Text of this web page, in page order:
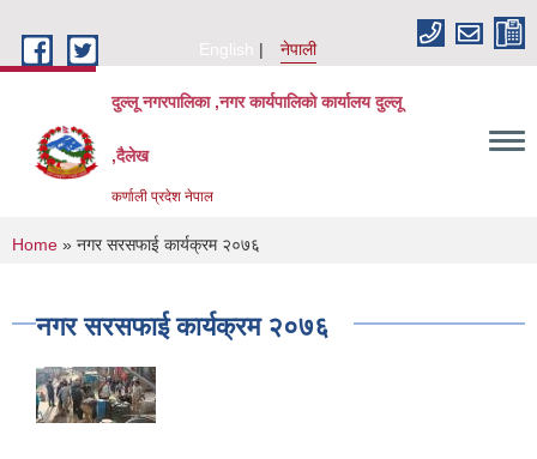
English
नेपाली
दुल्लू नगरपालिका ,नगर कार्यपालिकाे कार्यालय दुल्लू
,दैलेख
कर्णाली प्रदेश नेपाल
You are here
Home » नगर सरसफाई कार्यक्रम २०७६
नगर सरसफाई कार्यक्रम २०७६